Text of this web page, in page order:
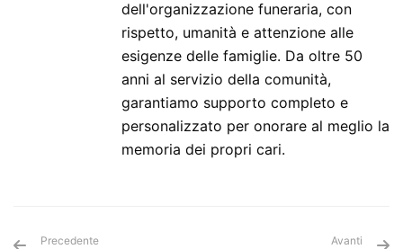
dell'organizzazione funeraria, con
rispetto, umanità e attenzione alle
esigenze delle famiglie. Da oltre 50
anni al servizio della comunità,
garantiamo supporto completo e
personalizzato per onorare al meglio la
memoria dei propri cari.
Precedente Avanti